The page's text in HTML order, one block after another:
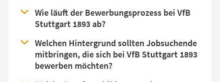
Wie läuft der Bewerbungsprozess bei VfB
Stuttgart 1893 ab?
Welchen Hintergrund sollten Jobsuchende
mitbringen, die sich bei VfB Stuttgart 1893
bewerben möchten?